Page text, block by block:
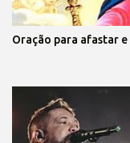
Oração para afastar